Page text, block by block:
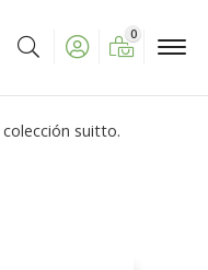
Buscar
0
colección suitto.